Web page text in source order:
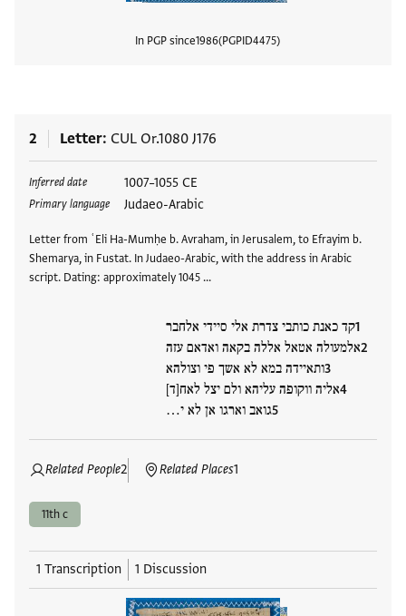
In PGP since1986 PGPID4475
2 Letter CUL Or.1080 J176
Inferred date 1007–1055 CE
Primary language Judaeo-Arabic
Letter from ʿEli Ha-Mumḥe b. Avraham, in Jerusalem, to Efrayim b.
Shemarya, in Fustat. In Judaeo-Arabic, with the address in Arabic
script. Dating: approximately 1045 …
קד כאנת כותבי צדרת אלי סיידי אלחבר
אלמעולה אטאל אללה בקאה ואדאם עזה
ותאיידה במא לא אשך פי וצולהא
אליה ווקופה עליהא ולם יצל לאח[ד]
גואב וארגו אן לא י…
Related People2 Related Places1
Tags
11th c
1 Transcription 1 Discussion